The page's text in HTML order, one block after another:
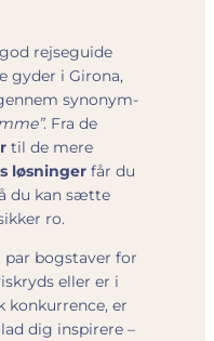
rejseguide
gyder i Girona,
synonym-
. Fra de
til de mere
løsninger får du
du kan sætte
ro.
bogstaver for
eller er i
konkurrence, er
dig inspirere –